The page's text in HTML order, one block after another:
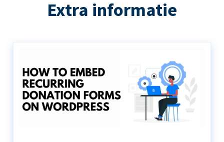
Extra informatie